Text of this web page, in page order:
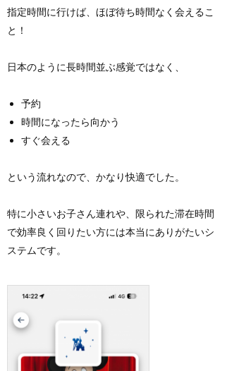
指定時間に行けば、ほぼ待ち時間なく会えるこ
と！
日本のように長時間並ぶ感覚ではなく、
予約
時間になったら向かう
すぐ会える
という流れなので、かなり快適でした。
特に小さいお子さん連れや、限られた滞在時間
で効率良く回りたい方には本当にありがたいシ
ステムです。